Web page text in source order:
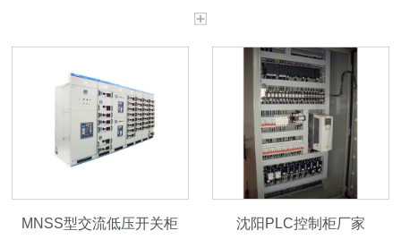
MNSS型交流低压开关柜 沈阳PLC控制柜厂家